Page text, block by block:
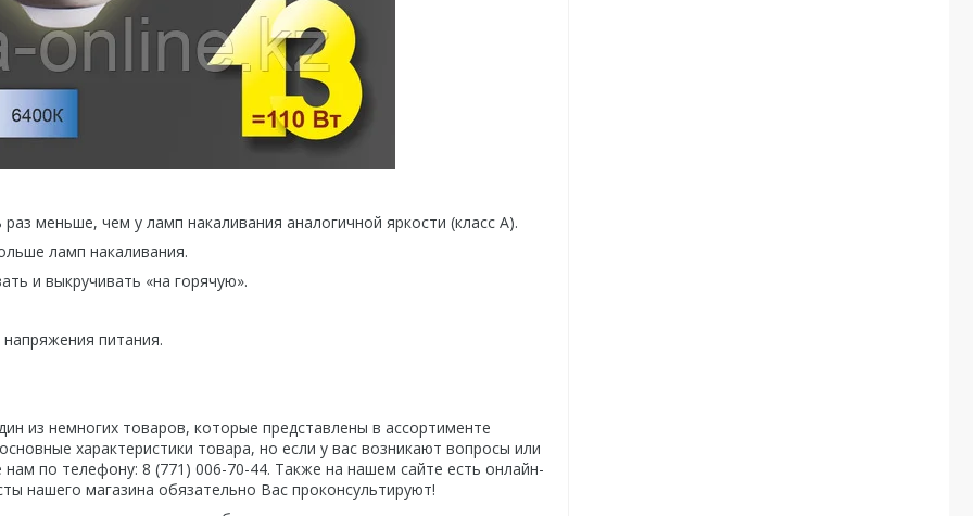
меньше, чем у ламп накаливания аналогичной яркости (класс А).
ламп накаливания.
и выкручивать «на горячую».
питания.
из немногих товаров, которые представлены в ассортименте
характеристики товара, но если у вас возникают вопросы или
по телефону: 8 (771) 006-70-44. Также на нашем сайте есть онлайн-
нашего магазина обязательно Вас проконсультируют!